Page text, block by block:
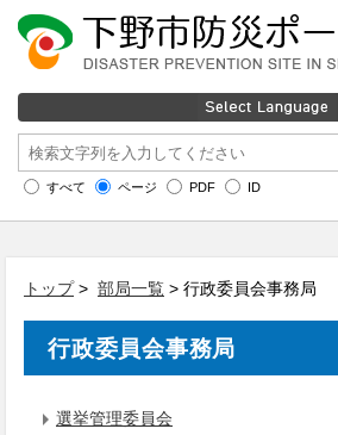
すべて ページ PDF ID
トップ> 部局一覧 > 行政委員会事務局
行政委員会事務局
選挙管理委員会